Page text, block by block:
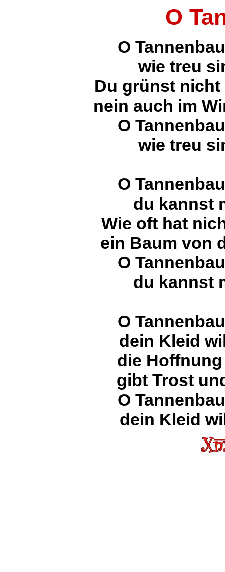
O
O
wie treu
Du grünst
nein auch im
O
wie treu
O
du kannst
Wie oft hat
ein Baum von
O
du kannst
O
dein Kleid
die
gibt Trost
O
dein Kleid